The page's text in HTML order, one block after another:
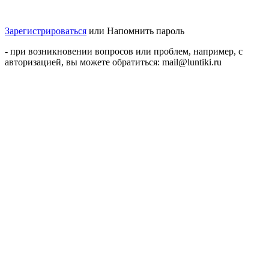
Зарегистрироваться или Напомнить пароль
- при возникновении вопросов или проблем, например, с
авторизацией, вы можете обратиться: mail@luntiki.ru